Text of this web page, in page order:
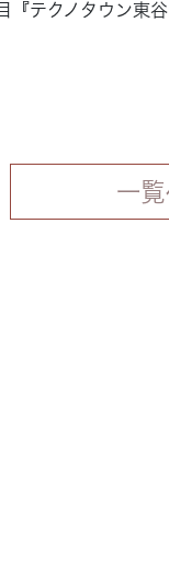
『テクノタウン東谷
一